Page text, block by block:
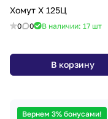
Хомут Х 125Ц
0 0 В наличии: 17 шт
В корзину
Вернем 3% бонусами!